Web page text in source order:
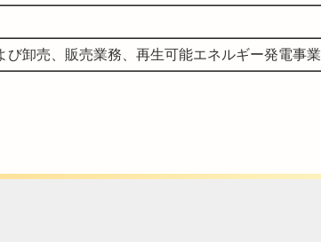
卸売、販売業務、再生可能エネルギー発電事業